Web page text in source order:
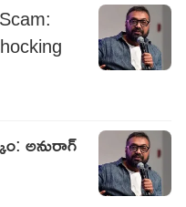
అనురాగ్